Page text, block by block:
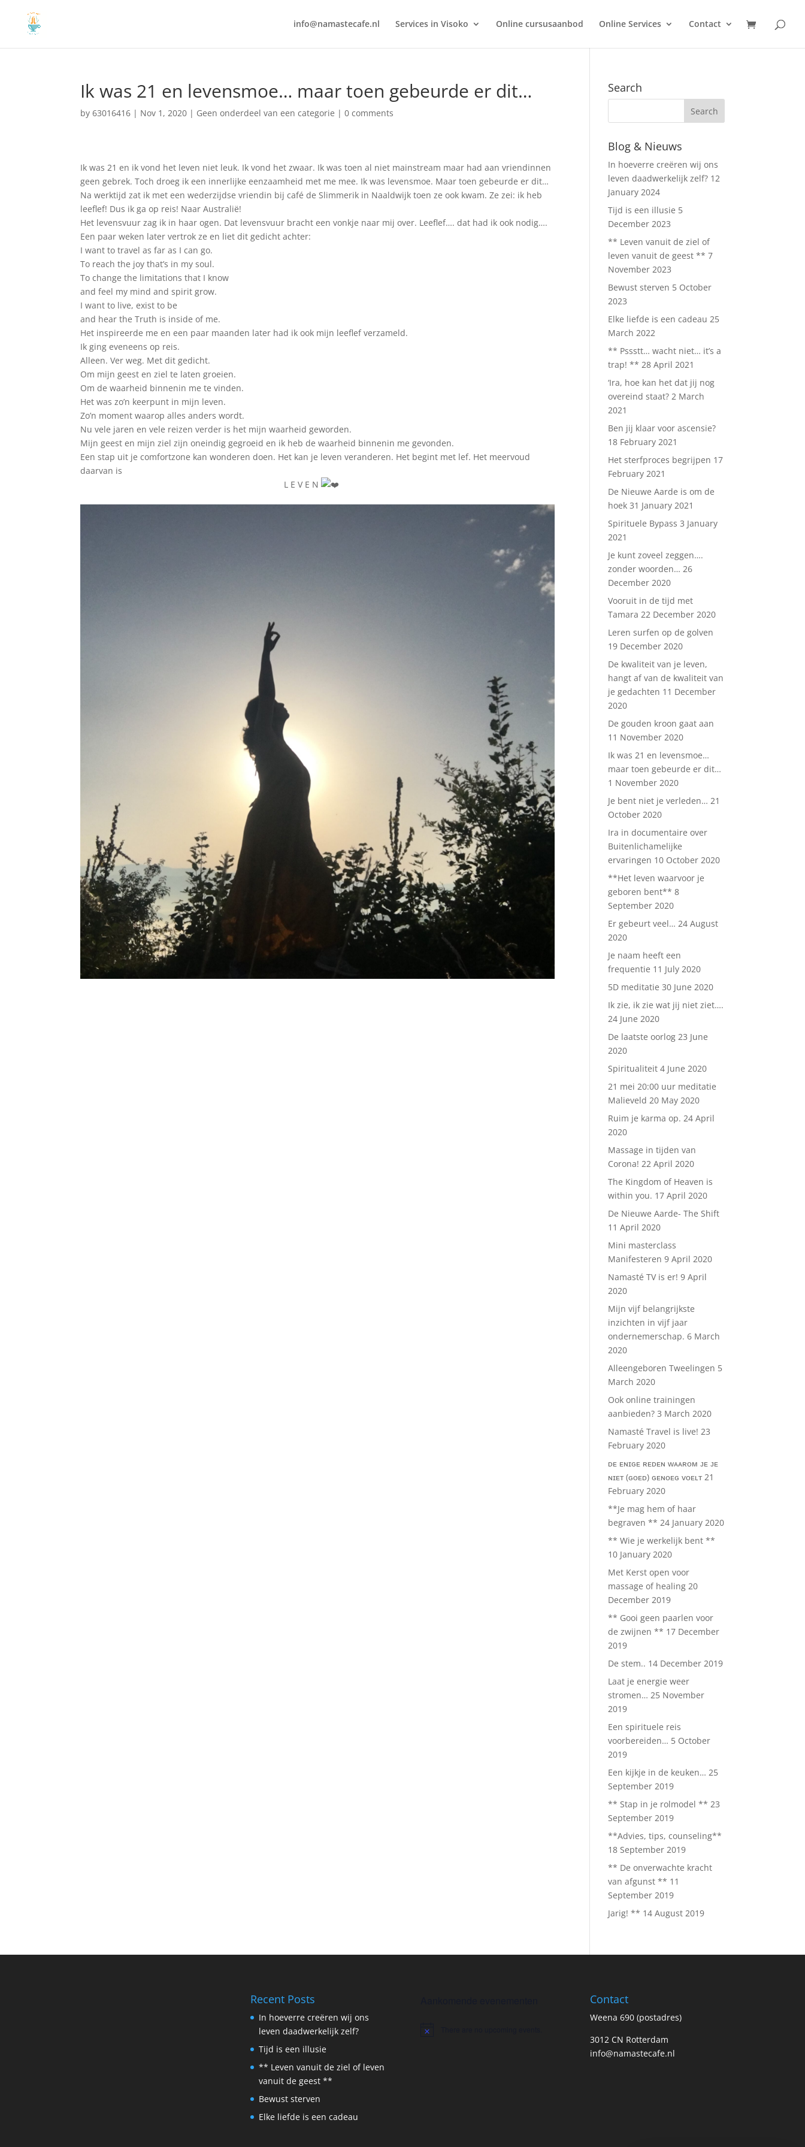
info@namastecafe.nl Services in Visoko Online cursusaanbod Online Services Contact
Ik was 21 en levensmoe… maar toen gebeurde er dit…
by63016416 | Nov 1, 2020 | Geen onderdeel van een categorie |0 comments
Ik was 21 en ik vond het leven niet leuk. Ik vond het zwaar. Ik was toen al niet mainstream maar had aan vriendinnen
geen gebrek. Toch droeg ik een innerlijke eenzaamheid met me mee. Ik was levensmoe. Maar toen gebeurde er dit…
Na werktijd zat ik met een wederzijdse vriendin bij café de Slimmerik in Naaldwijk toen ze ook kwam. Ze zei: ik heb
leeflef! Dus ik ga op reis! Naar Australië!
Het levensvuur zag ik in haar ogen. Dat levensvuur bracht een vonkje naar mij over. Leeflef…. dat had ik ook nodig….
Een paar weken later vertrok ze en liet dit gedicht achter:
I want to travel as far as I can go.
To reach the joy that’s in my soul.
To change the limitations that I know
and feel my mind and spirit grow.
I want to live, exist to be
and hear the Truth is inside of me.
Het inspireerde me en een paar maanden later had ik ook mijn leeflef verzameld.
Ik ging eveneens op reis.
Alleen. Ver weg. Met dit gedicht.
Om mijn geest en ziel te laten groeien.
Om de waarheid binnenin me te vinden.
Het was zo’n keerpunt in mijn leven.
Zo’n moment waarop alles anders wordt.
Nu vele jaren en vele reizen verder is het mijn waarheid geworden.
Mijn geest en mijn ziel zijn oneindig gegroeid en ik heb de waarheid binnenin me gevonden.
Een stap uit je comfortzone kan wonderen doen. Het kan je leven veranderen. Het begint met lef. Het meervoud
daarvan is
L E V E N
Search
Blog & Nieuws
In hoeverre creëren wij ons
leven daadwerkelijk zelf? 12
January 2024
Tijd is een illusie 5
December 2023
** Leven vanuit de ziel of
leven vanuit de geest ** 7
November 2023
Bewust sterven 5 October
2023
Elke liefde is een cadeau 25
March 2022
** Pssstt… wacht niet… it’s a
trap! ** 28 April 2021
‘Ira, hoe kan het dat jij nog
overeind staat? 2 March
2021
Ben jij klaar voor ascensie?
18 February 2021
Het sterfproces begrijpen 17
February 2021
De Nieuwe Aarde is om de
hoek 31 January 2021
Spirituele Bypass 3 January
2021
Je kunt zoveel zeggen….
zonder woorden… 26
December 2020
Vooruit in de tijd met
Tamara 22 December 2020
Leren surfen op de golven
19 December 2020
De kwaliteit van je leven,
hangt af van de kwaliteit van
je gedachten 11 December
2020
De gouden kroon gaat aan
11 November 2020
Ik was 21 en levensmoe…
maar toen gebeurde er dit…
1 November 2020
Je bent niet je verleden… 21
October 2020
Ira in documentaire over
Buitenlichamelijke
ervaringen 10 October 2020
**Het leven waarvoor je
geboren bent** 8
September 2020
Er gebeurt veel… 24 August
2020
Je naam heeft een
frequentie 11 July 2020
5D meditatie 30 June 2020
Ik zie, ik zie wat jij niet ziet….
24 June 2020
De laatste oorlog 23 June
2020
Spiritualiteit 4 June 2020
21 mei 20:00 uur meditatie
Malieveld 20 May 2020
Ruim je karma op. 24 April
2020
Massage in tijden van
Corona! 22 April 2020
The Kingdom of Heaven is
within you. 17 April 2020
De Nieuwe Aarde- The Shift
11 April 2020
Mini masterclass
Manifesteren 9 April 2020
Namasté TV is er! 9 April
2020
Mijn vijf belangrijkste
inzichten in vijf jaar
ondernemerschap. 6 March
2020
Alleengeboren Tweelingen 5
March 2020
Ook online trainingen
aanbieden? 3 March 2020
Namasté Travel is live! 23
February 2020
ᴅᴇ ᴇɴɪɢᴇ ʀᴇᴅᴇɴ ᴡᴀᴀʀᴏᴍ ᴊᴇ ᴊᴇ
ɴɪᴇᴛ (ɢᴏᴇᴅ) ɢᴇɴᴏᴇɢ ᴠᴏᴇʟᴛ 21
February 2020
**Je mag hem of haar
begraven ** 24 January 2020
** Wie je werkelijk bent **
10 January 2020
Met Kerst open voor
massage of healing 20
December 2019
** Gooi geen paarlen voor
de zwijnen ** 17 December
2019
De stem.. 14 December 2019
Laat je energie weer
stromen… 25 November
2019
Een spirituele reis
voorbereiden… 5 October
2019
Een kijkje in de keuken… 25
September 2019
** Stap in je rolmodel ** 23
September 2019
**Advies, tips, counseling**
18 September 2019
** De onverwachte kracht
van afgunst ** 11
September 2019
Jarig! ** 14 August 2019
Recent Posts
In hoeverre creëren wij ons
leven daadwerkelijk zelf?
Tijd is een illusie
** Leven vanuit de ziel of leven
vanuit de geest **
Bewust sterven
Elke liefde is een cadeau
Notice
Contact
Weena 690 (postadres)
3012 CN Rotterdam
info@namastecafe.nl